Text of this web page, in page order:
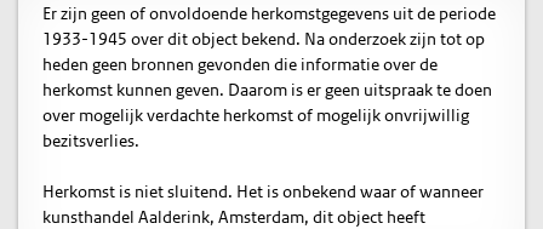
Er zijn geen of onvoldoende herkomstgegevens uit de periode
1933-1945 over dit object bekend. Na onderzoek zijn tot op
heden geen bronnen gevonden die informatie over de
herkomst kunnen geven. Daarom is er geen uitspraak te doen
over mogelijk verdachte herkomst of mogelijk onvrijwillig
bezitsverlies.
Herkomst is niet sluitend. Het is onbekend waar of wanneer
kunsthandel Aalderink, Amsterdam, dit object heeft